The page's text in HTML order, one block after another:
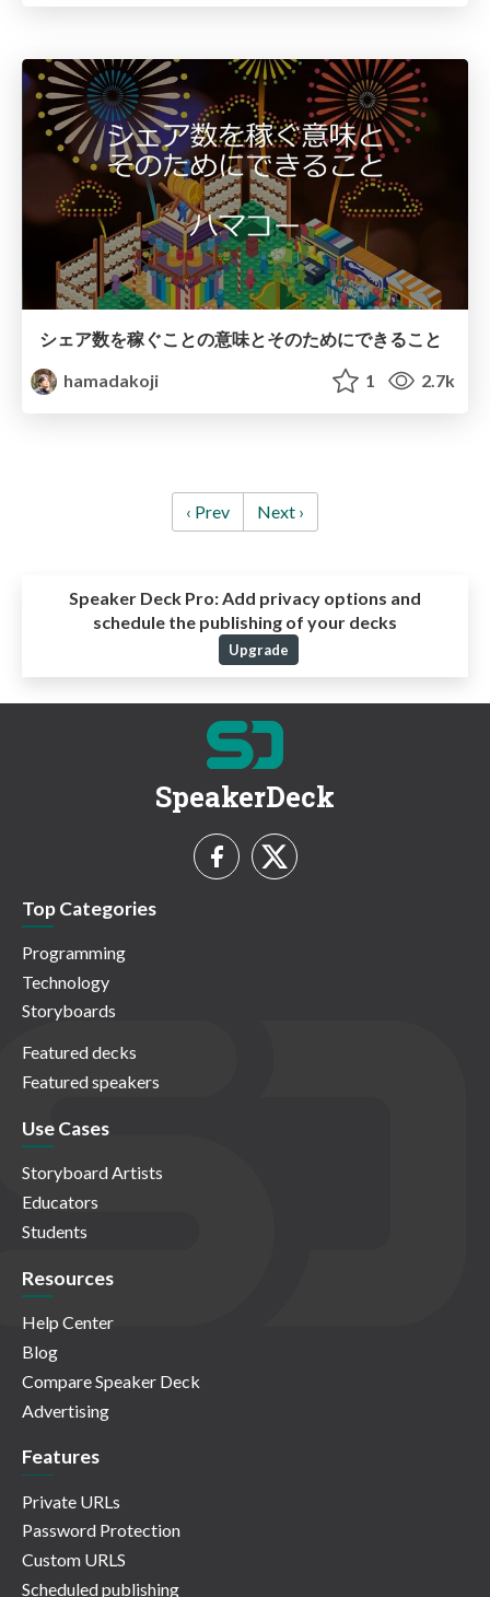
シェア数を稼ぐことの意味とそのためにできること
hamadakoji
1 2.7k
‹ Prev Next ›
Speaker Deck Pro:Add privacy options and
schedule the publishing of your decks
Upgrade
SpeakerDeck
Top Categories
Programming
Technology
Storyboards
Featured decks
Featured speakers
Use Cases
Storyboard Artists
Educators
Students
Resources
Help Center
Blog
Compare Speaker Deck
Advertising
Features
Private URLs
Password Protection
Custom URLS
Scheduled publishing